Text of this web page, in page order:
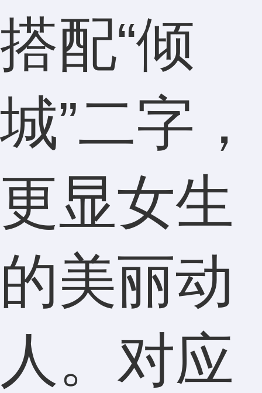
搭配“倾
城”二字，
更显女生
的美丽动
人。对应